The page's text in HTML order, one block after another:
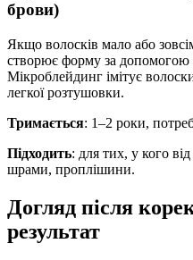
брови)
Якщо волосків мало або
створює форму за допомогою
Мікроблейдинг імітує
легкої розтушовки.
Тримається: 1–2 роки,
Підходить: для тих, у кого
шрами, проплішини.
Догляд після
результат